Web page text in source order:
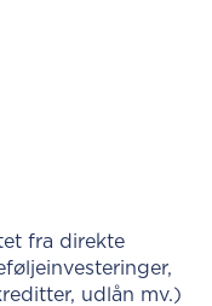
fra direkte
udlån mv.)